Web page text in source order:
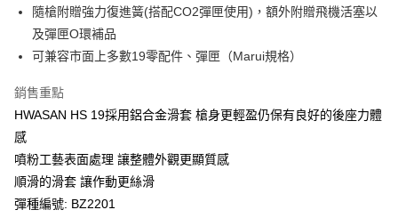
２．便利：只要手機號碼，簡訊認證，即可結帳。
【「AFTEE先享後付」結帳流程】
結帳頁面，進行簡訊認證並確認金額後，即可完成結帳。
３．收到繳費通知簡訊後14天內，點擊此簡訊中的連結，可透過四大超商／
ATM／網路銀行／等多元方式進行付款，方視為交易完成。
※ 請注意：結帳手續完成當下不需立刻繳費，但若您需要取消訂單，請聯絡
購買商品的店家。未經商家同意取消之訂單仍視為有效，需透過AFTEE先享
後付繳納相關費用。
※ 交易是否成功請以「AFTEE先享後付 」之結帳頁面顯示為準，若有關於
運送方式
全家取貨付款
每筆NT$60，滿NT$2,000(含以上)免運費
7-11取貨付款
每筆NT$60，滿NT$2,000(含以上)免運費
7-11取貨(快速到店)
每筆NT$60，滿NT$2,000(含以上)免運費
隨槍附贈強力復進簧(搭配CO2彈匣使用)，額外附贈飛機活塞以
及彈匣O環補品
可兼容市面上多數19零配件、彈匣（Marui規格）
銷售重點
HWASAN HS 19採用鋁合金滑套 槍身更輕盈仍保有良好的後座力體
感
噴粉工藝表面處理 讓整體外觀更顯質感
順滑的滑套 讓作動更絲滑
彈種編號: BZ2201